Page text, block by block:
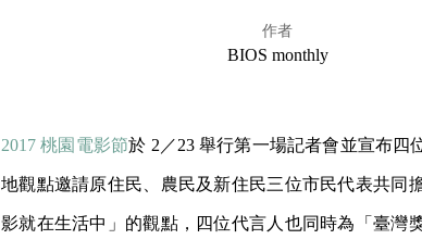
作者
BIOS monthly
2017 桃園電影節於 2／23 舉行第一場記者會並宣布四
地觀點邀請原住民、農民及新住民三位市民代表共同
影就在生活中」的觀點，四位代言人也同時為「臺灣